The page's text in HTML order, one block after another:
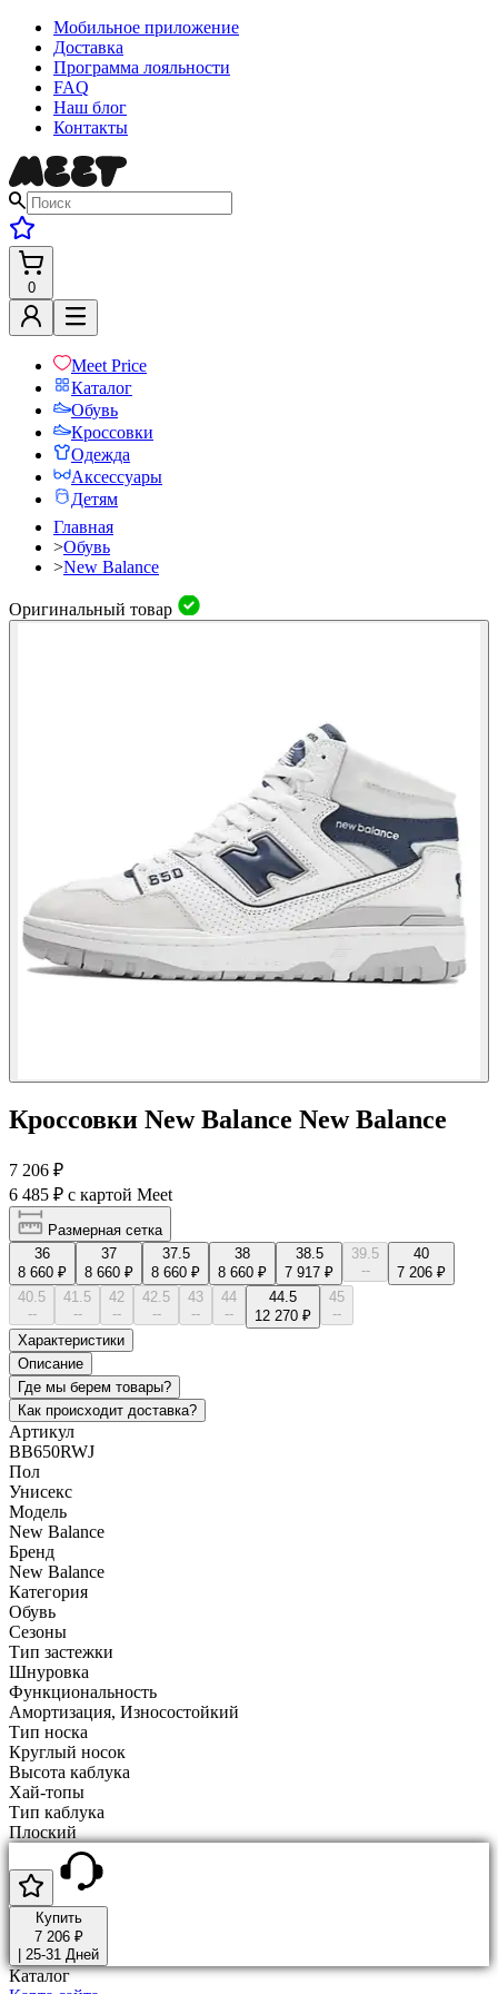
Мобильное приложение
Доставка
Программа лояльности
FAQ
Наш блог
Контакты
0
Meet Price
Каталог
Обувь
Кроссовки
Одежда
Аксессуары
Детям
Главная
>Обувь
>New Balance
Оригинальный товар
Кроссовки New Balance New Balance
7 206 ₽
6 485 ₽ с картой Meet
Размерная сетка
36
8 660 ₽
37
8 660 ₽
37.5
8 660 ₽
38
8 660 ₽
38.5
7 917 ₽
39.5
--
40
7 206 ₽
40.5
--
41.5
--
42
--
42.5
--
43
--
44
--
44.5
12 270 ₽
45
--
Характеристики
Описание
Где мы берем товары?
Как происходит доставка?
Артикул
BB650RWJ
Пол
Унисекс
Модель
New Balance
Бренд
New Balance
Категория
Обувь
Сезоны
Тип застежки
Шнуровка
Функциональность
Амортизация, Износостойкий
Тип носка
Круглый носок
Высота каблука
Хай-топы
Тип каблука
Плоский
Купить
7 206 ₽
25-31 Дней
Каталог